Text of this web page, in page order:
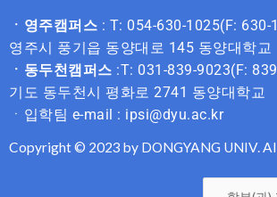
ㆍ영주캠퍼스 : T: 054-630-1025(F:
영주시 풍기읍 동양대로 145 동양대학교
ㆍ동두천캠퍼스 :T: 031-839-9023(F:
기도 동두천시 평화로 2741 동양대학교
ㆍ입학팀 e-mail : ipsi@dyu.ac.kr
Copyright © 2023 by DONGYANG UNIV.